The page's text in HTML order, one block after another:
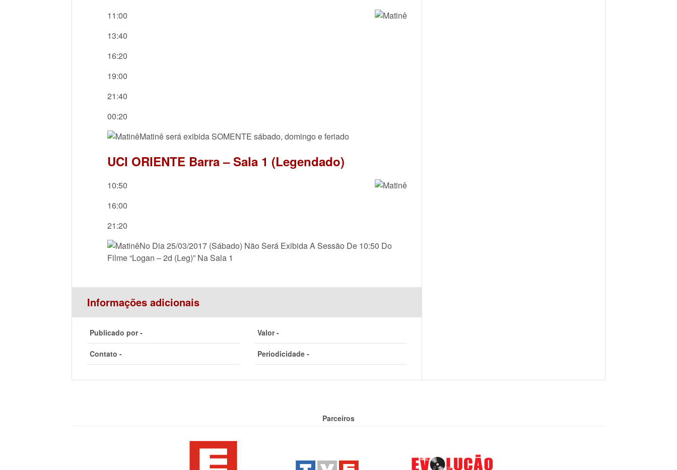
11:00
13:40
16:20
19:00
21:40
00:20
Matinê será exibida SOMENTE sábado, domingo e feriado
UCI ORIENTE Barra – Sala 1 (Legendado)
10:50
16:00
21:20
No Dia 25/03/2017 (Sábado) Não Será Exibida A Sessão De 10:50 Do
Filme “Logan – 2d (Leg)” Na Sala 1
Informações adicionais
Publicado por - Valor -
Contato - Periodicidade -
Parceiros